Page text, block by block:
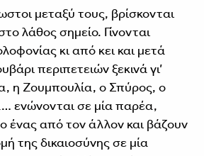
μεταξύ τους, βρίσκονται
λάθος σημείο. Γίνονται
κι από κει και μετά
περιπετειών ξεκινά γι’
η Ζουμπουλία, ο Σπύρος, ο
ενώνονται σε μία παρέα,
ένας από τον άλλον και βάζουν
της δικαιοσύνης σε μία